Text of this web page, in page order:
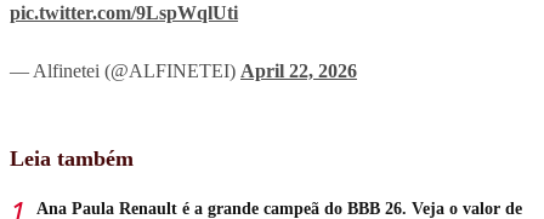
pic.twitter.com/9LspWqlUti
— Alfinetei (@ALFINETEI) April 22, 2026
Leia também
Ana Paula Renault é a grande campeã do BBB 26. Veja o valor de